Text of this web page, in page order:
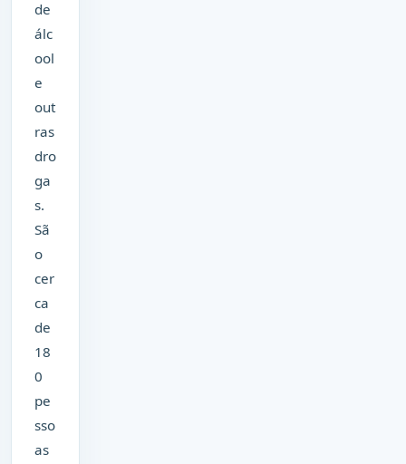
de
álc
ool
e
out
ras
dro
ga
s.
Sã
o
cer
ca
de
18
0
pe
sso
as